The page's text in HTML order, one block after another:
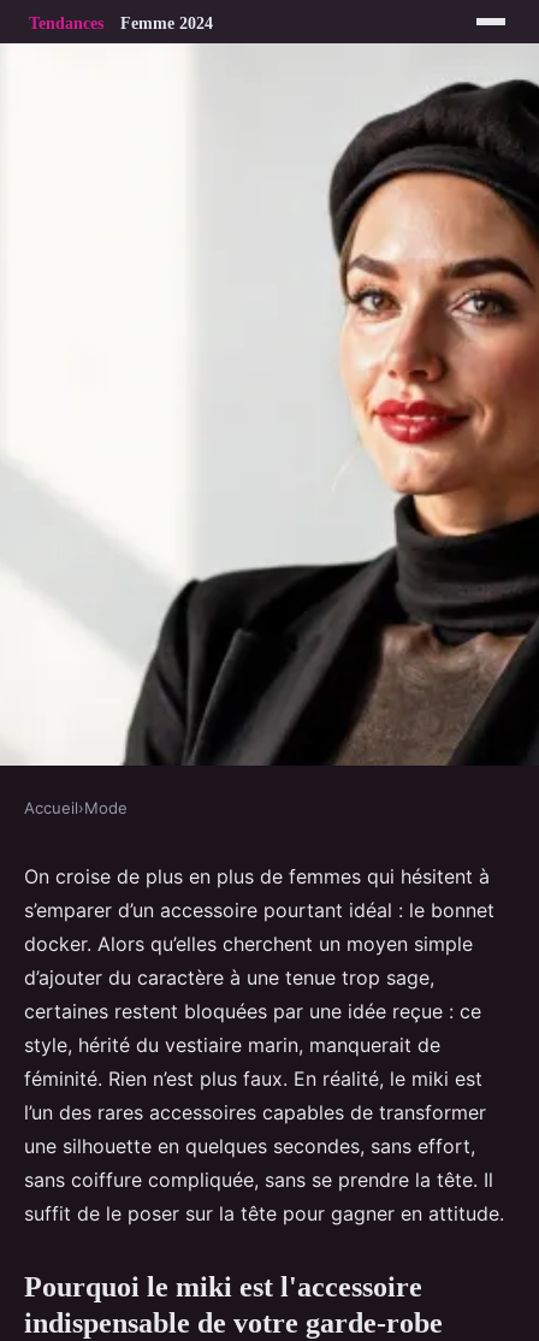
10 raisons d'adopter le bonnet
docker pour un look moderne
Radegonda•01/06/2026 20:31• 9 min de lecture
Accueil›Mode
On croise de plus en plus de femmes qui hésitent à
s’emparer d’un accessoire pourtant idéal : le bonnet
docker. Alors qu’elles cherchent un moyen simple
d’ajouter du caractère à une tenue trop sage,
certaines restent bloquées par une idée reçue : ce
style, hérité du vestiaire marin, manquerait de
féminité. Rien n’est plus faux. En réalité, le miki est
l’un des rares accessoires capables de transformer
une silhouette en quelques secondes, sans effort,
sans coiffure compliquée, sans se prendre la tête. Il
suffit de le poser sur la tête pour gagner en attitude.
Pourquoi le miki est l'accessoire
indispensable de votre garde-robe